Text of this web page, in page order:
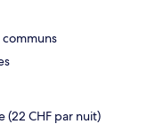
(22 CHF par nuit)